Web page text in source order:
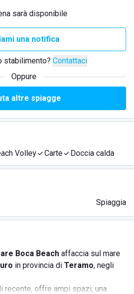
sarà disponibile
una notifica
stabilimento? Contattaci
Oppure
altre spiagge
Volley Carte Doccia calda
Spiaggia
Boca Beach affaccia sul mare
in provincia di Teramo, negli
recente, offre ampi spazi; una